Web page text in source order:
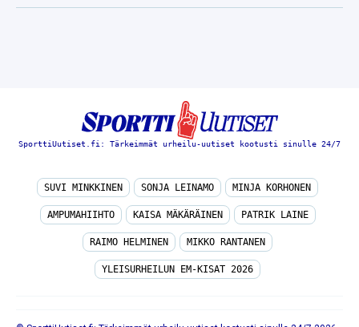
SporttiUutiset.fi: Tärkeimmät urheilu-uutiset kootusti sinulle 24/7
SUVI MINKKINEN SONJA LEINAMO MINJA KORHONEN
AMPUMAHIIHTO KAISA MÄKÄRÄINEN PATRIK LAINE
RAIMO HELMINEN MIKKO RANTANEN
YLEISURHEILUN EM-KISAT 2026